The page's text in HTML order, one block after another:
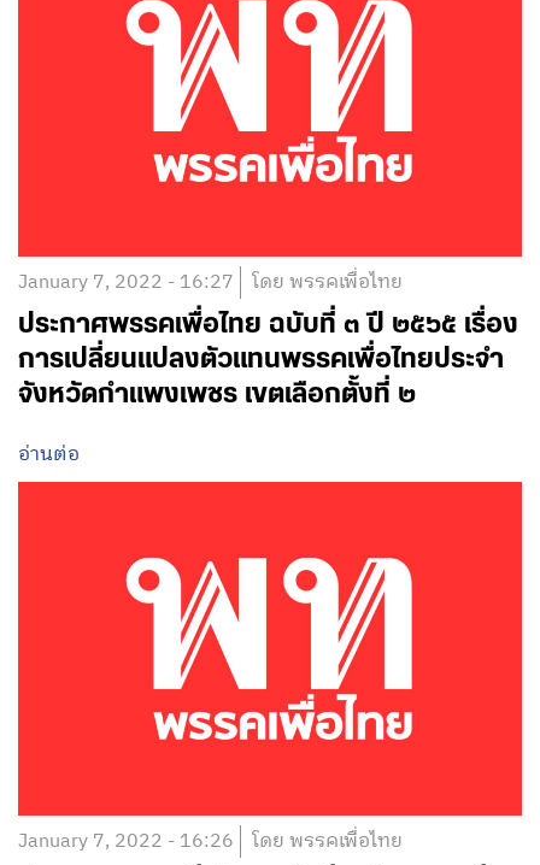
January 7, 2022 - 16:27 โดย พรรคเพื่อไทย
ประกาศพรรคเพื่อไทย ฉบับที่ ๓ ปี ๒๕๖๕ เรื่อง
การเปลี่ยนแปลงตัวแทนพรรคเพื่อไทยประจำ
จังหวัดกำแพงเพชร เขตเลือกตั้งที่ ๒
อ่านต่อ
January 7, 2022 - 16:26 โดย พรรคเพื่อไทย